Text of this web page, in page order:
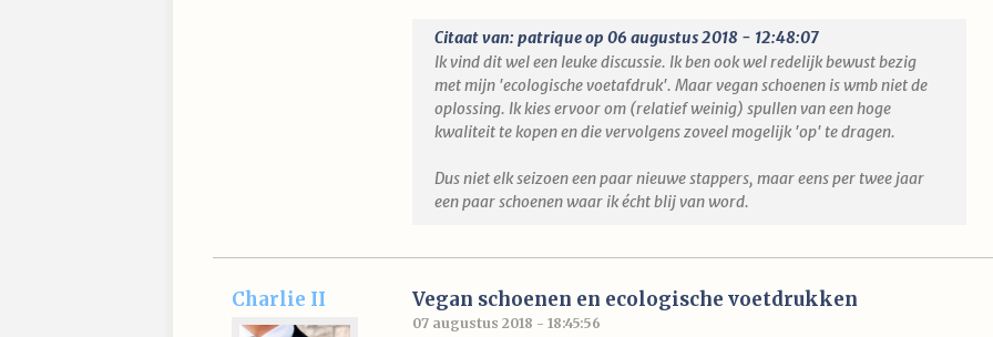
Citaat van: patrique op 06 augustus 2018 - 12:48:07
Ik vind dit wel een leuke discussie. Ik ben ook wel redelijk bewust bezig
met mijn 'ecologische voetafdruk'. Maar vegan schoenen is wmb niet de
oplossing. Ik kies ervoor om (relatief weinig) spullen van een hoge
kwaliteit te kopen en die vervolgens zoveel mogelijk 'op' te dragen.
Dus niet elk seizoen een paar nieuwe stappers, maar eens per twee jaar
een paar schoenen waar ik écht blij van word.
Charlie II Vegan schoenen en ecologische voetdrukken
07 augustus 2018 - 18:45:56